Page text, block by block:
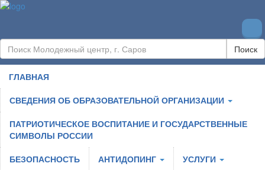
Поиск
ГЛАВНАЯ
СВЕДЕНИЯ ОБ ОБРАЗОВАТЕЛЬНОЙ ОРГАНИЗАЦИИ
ПАТРИОТИЧЕСКОЕ ВОСПИТАНИЕ И ГОСУДАРСТВЕННЫЕ
СИМВОЛЫ РОССИИ
БЕЗОПАСНОСТЬ
АНТИДОПИНГ
УСЛУГИ